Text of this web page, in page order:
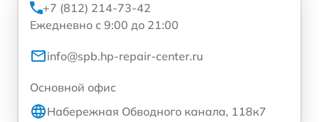
+7 (812) 214-73-42
Ежедневно с 9:00 до 21:00
info@spb.hp-repair-center.ru
Основной офис
Набережная Обводного канала, 118к7